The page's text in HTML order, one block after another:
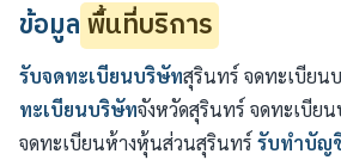
ข้อมูลพื้นที่บริการ
รับจดทะเบียนบริษัทสุรินทร์ จดทะเบียน
ทะเบียนบริษัทจังหวัดสุรินทร์ จดทะเบีย
จดทะเบียนห้างหุ้นส่วนสุรินทร์ รับทำบัญ